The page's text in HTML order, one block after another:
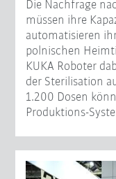
Die Nachfrage
müssen ihre
automatisieren
polnischen
KUKA Roboter
der Sterilisation
1.200 Dosen
Produktions-